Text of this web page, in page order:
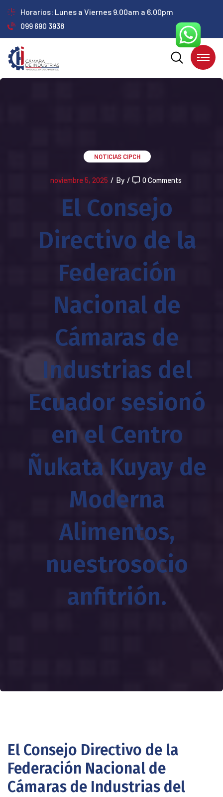
Horarios: Lunes a Viernes 9.00am a 6.00pm
099 690 3938
NOTICIAS CIPCH
noviembre 5, 2025 / By / 0 Comments
El Consejo
Directivo de la
Federación
Nacional de
Cámaras de
Industrias del
Ecuador sesionó
en el Centro
Ñukata Kuyay de
Moderna
Alimentos,
nuestrosocio
anfitrión.
El Consejo Directivo de la
Federación Nacional de
Cámaras de Industrias del